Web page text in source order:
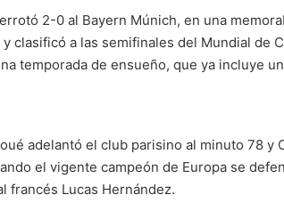
2-0 al Bayern Múnich, en una
y clasificó a las semifinales del Mundial de
temporada de ensueño, que ya incluye
adelantó el club parisino al minuto 78 y
el vigente campeón de Europa se
francés Lucas Hernández.